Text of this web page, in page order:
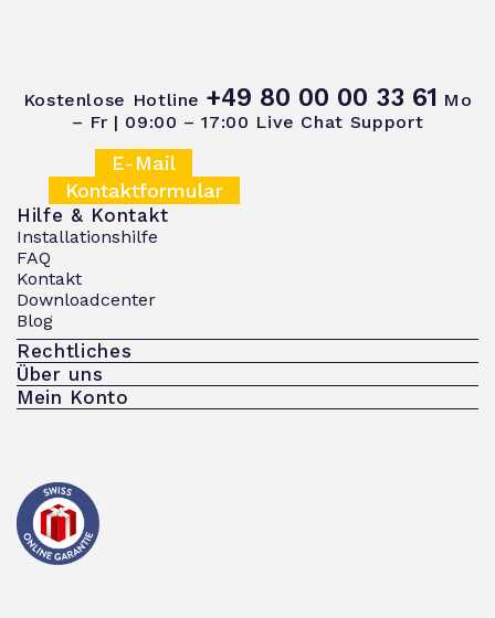
Kostenlose Hotline +49 80 00 00 33 61 Mo
– Fr | 09:00 – 17:00 Live Chat Support
E-Mail
Kontaktformular
Hilfe & Kontakt
Installationshilfe
FAQ
Kontakt
Downloadcenter
Blog
Rechtliches
Über uns
Mein Konto